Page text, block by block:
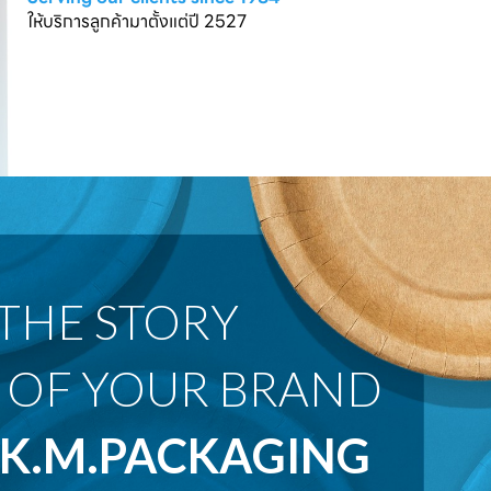
ให้บริการลูกค้ามาตั้งแต่ปี 2527
OF YOUR BRAND